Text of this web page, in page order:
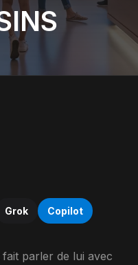
Grok Copilot
parler de lui avec